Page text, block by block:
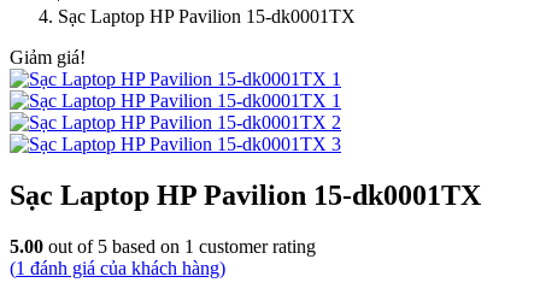
Sạc Laptop HP Pavilion 15-dk0001TX
Giảm giá!
Sạc Laptop HP Pavilion 15-dk0001TX
5.00 out of 5 based on 1 customer rating
(1 đánh giá của khách hàng)